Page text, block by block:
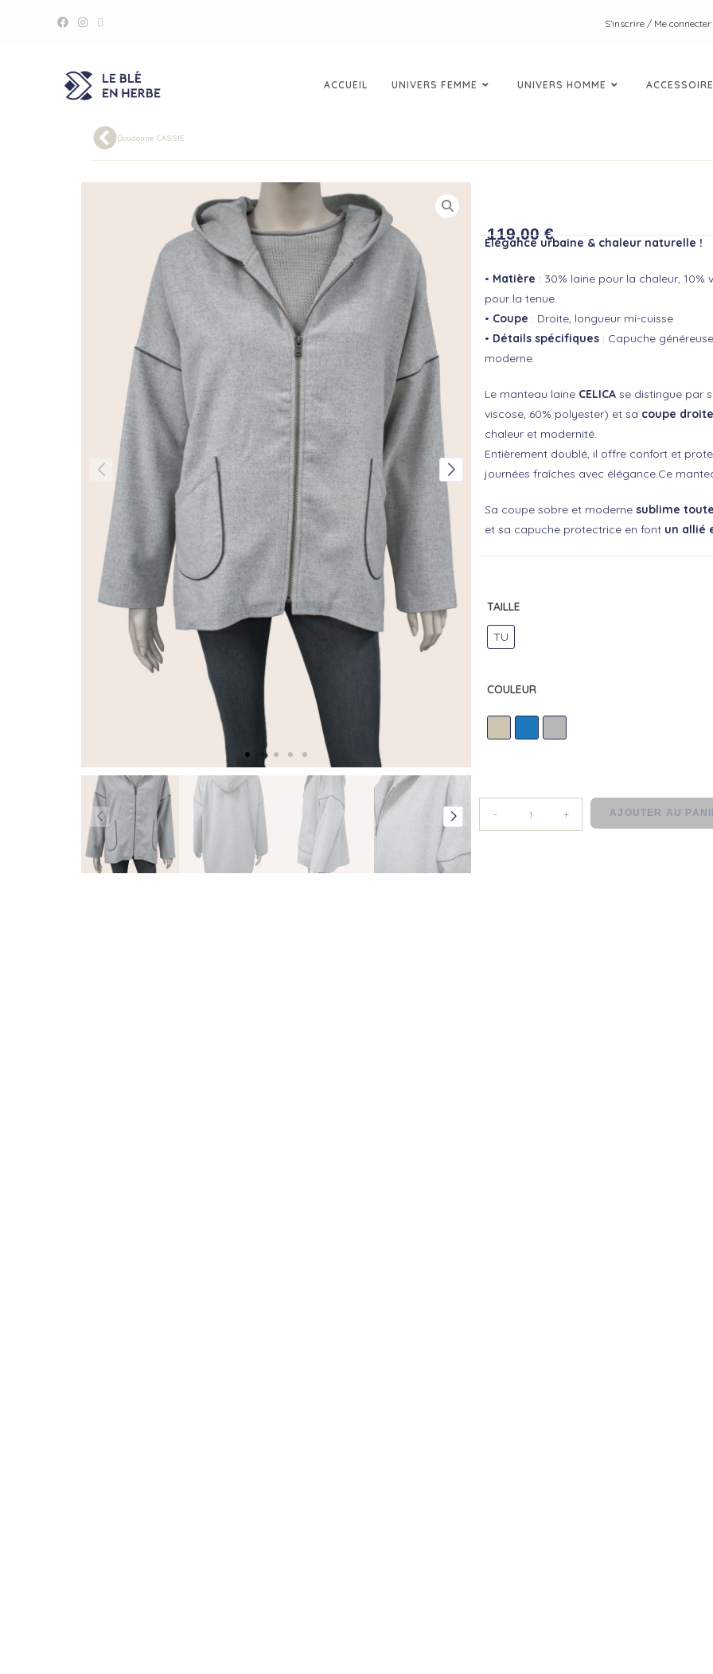
S’inscrire / Me connecter
ACCUEIL UNIVERS FEMME UNIVERS HOMME
Doudoune CASSIE
119,00€
Élégance urbaine & chaleur naturelle !
• Matière : 30% laine pour la chaleur,
pour la tenue.
• Coupe : Droite, longueur mi-cuisse
• Détails spécifiques : Capuche
moderne.
Le manteau laine CELICA se distingue par
viscose, 60% polyester) et sa coupe
chaleur et modernité.
Entièrement doublé, il offre confort et
journées fraîches avec élégance.Ce
Sa coupe sobre et moderne sublime
et sa capuche protectrice en font un allié
TAILLE
TU
COULEUR
BEIGEBLEUGRIS
- + AJOUTER AU